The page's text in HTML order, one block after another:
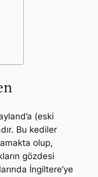
(eski
Bu kediler
olup,
gözdesi
İngiltere’ye